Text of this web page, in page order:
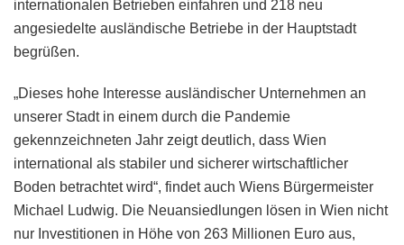
internationalen Betrieben einfahren und 218 neu
angesiedelte ausländische Betriebe in der Hauptstadt
begrüßen.
„Dieses hohe Interesse ausländischer Unternehmen an
unserer Stadt in einem durch die Pandemie
gekennzeichneten Jahr zeigt deutlich, dass Wien
international als stabiler und sicherer wirtschaftlicher
Boden betrachtet wird“, findet auch Wiens Bürgermeister
Michael Ludwig. Die Neuansiedlungen lösen in Wien nicht
nur Investitionen in Höhe von 263 Millionen Euro aus,